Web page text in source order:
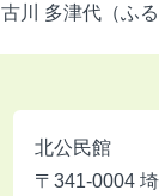
古川 多津代（ふ
北公民館
〒341-0004